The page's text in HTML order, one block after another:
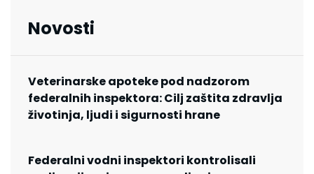
Novosti
Veterinarske apoteke pod nadzorom
federalnih inspektora: Cilj zaštita zdravlja
životinja, ljudi i sigurnosti hrane
Federalni vodni inspektori kontrolisali